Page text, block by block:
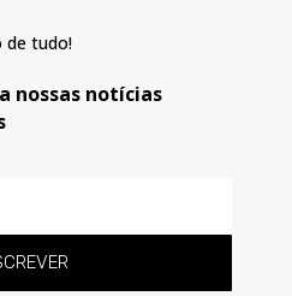
de tudo!
nossas notícias